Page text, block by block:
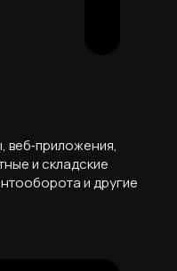
веб‑приложения,
и складские
и другие